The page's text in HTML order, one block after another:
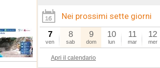
Nei prossimi sette giorni
7
ven
8
sab
9
dom
10
lun
11
mar
12
mer
Apri il calendario